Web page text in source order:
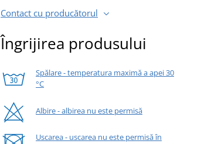
Contact cu producătorul
Îngrijirea produsului
Spălare - temperatura maximă a apei 30
°C
Albire - albirea nu este permisă
Uscarea - uscarea nu este permisă în